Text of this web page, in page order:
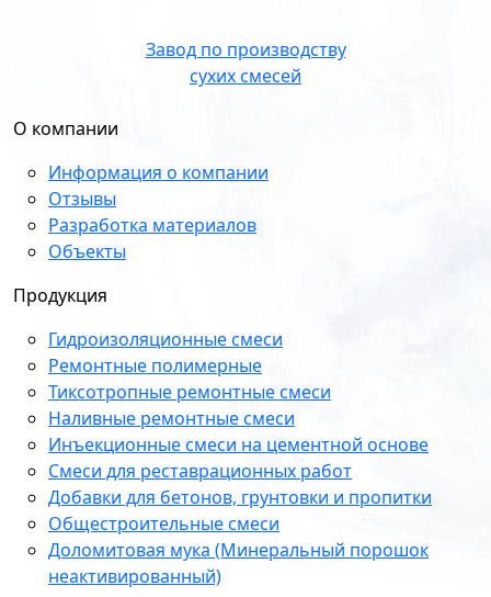
Завод по производству
сухих смесей
О компании
Информация о компании
Отзывы
Разработка материалов
Объекты
Продукция
Гидроизоляционные смеси
Ремонтные полимерные
Тиксотропные ремонтные смеси
Наливные ремонтные смеси
Инъекционные смеси на цементной основе
Смеси для реставрационных работ
Добавки для бетонов, грунтовки и пропитки
Общестроительные смеси
Доломитовая мука (Минеральный порошок
неактивированный)